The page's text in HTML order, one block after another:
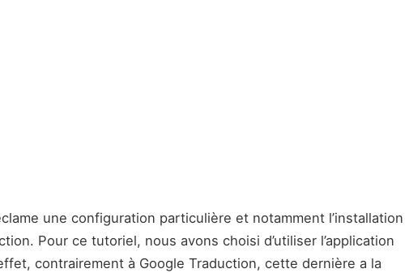
une configuration particulière et notamment l’installation
Pour ce tutoriel, nous avons choisi d’utiliser l’application
contrairement à Google Traduction, cette dernière a la